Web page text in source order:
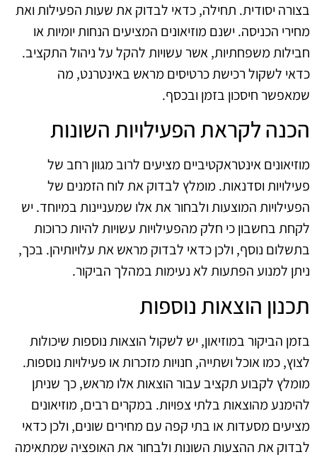
בצורה יסודית. תחילה, כדאי לבדוק את שעות הפעילות ואת
מחירי הכניסה. ישנם מוזיאונים המציעים הנחות יומיות או
חבילות משפחתיות, אשר עשויות להקל על ניהול התקציב.
כדאי לשקול רכישת כרטיסים מראש באינטרנט, מה
שמאפשר חיסכון בזמן ובכסף.
הכנה לקראת הפעילויות השונות
מוזיאונים אינטראקטיביים מציעים לרוב מגוון רחב של
פעילויות וסדנאות. מומלץ לבדוק את לוח הזמנים של
הפעילויות המוצעות ולבחור את אלו שמעניינות במיוחד. יש
לקחת בחשבון כי חלק מהפעילויות עשויות להיות כרוכות
בתשלום נוסף, ולכן כדאי לבדוק מראש את עלויותיהן. בכך,
ניתן למנוע הפתעות לא נעימות במהלך הביקור.
תכנון הוצאות נוספות
בזמן הביקור במוזיאון, יש לשקול הוצאות נוספות שיכולות
לצוץ, כמו אוכל ושתייה, חנויות מזכרות או פעילויות נוספות.
מומלץ לקבוע תקציב עבור הוצאות אלו מראש, כך שניתן
להימנע מהוצאות בלתי צפויות. במקרים רבים, מוזיאונים
מציעים מסעדות או בתי קפה עם מחירים שונים, ולכן כדאי
לבדוק את ההצעות השונות ולבחור את האופציה שמתאימה